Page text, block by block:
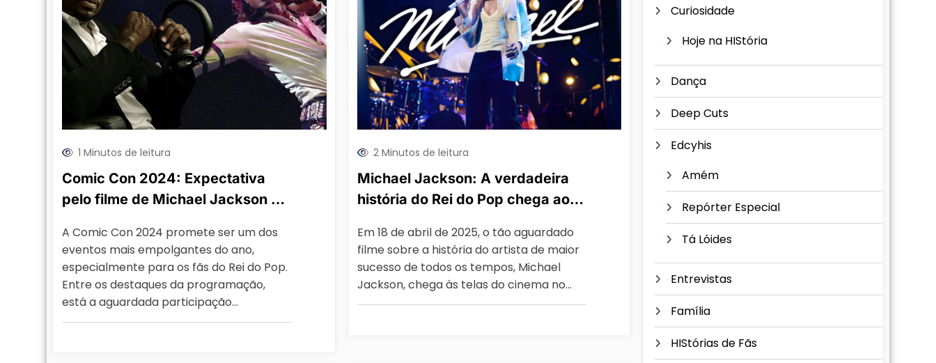
1 Minutos de leitura
Comic Con 2024: Expectativa
pelo filme de Michael Jackson e
Fuqua
A Comic Con 2024 promete ser um dos
eventos mais empolgantes do ano,
especialmente para os fãs do Rei do Pop.
Entre os destaques da programação,
está a aguardada participação…
2 Minutos de leitura
Michael Jackson: A verdadeira
história do Rei do Pop chega aos
Em 18 de abril de 2025, o tão aguardado
filme sobre a história do artista de maior
sucesso de todos os tempos, Michael
Jackson, chega às telas do cinema no…
Curiosidade
Hoje na HIStória
Dança
Deep Cuts
Edcyhis
Amém
Repórter Especial
Tá Lóides
Entrevistas
Família
HIStórias de Fãs